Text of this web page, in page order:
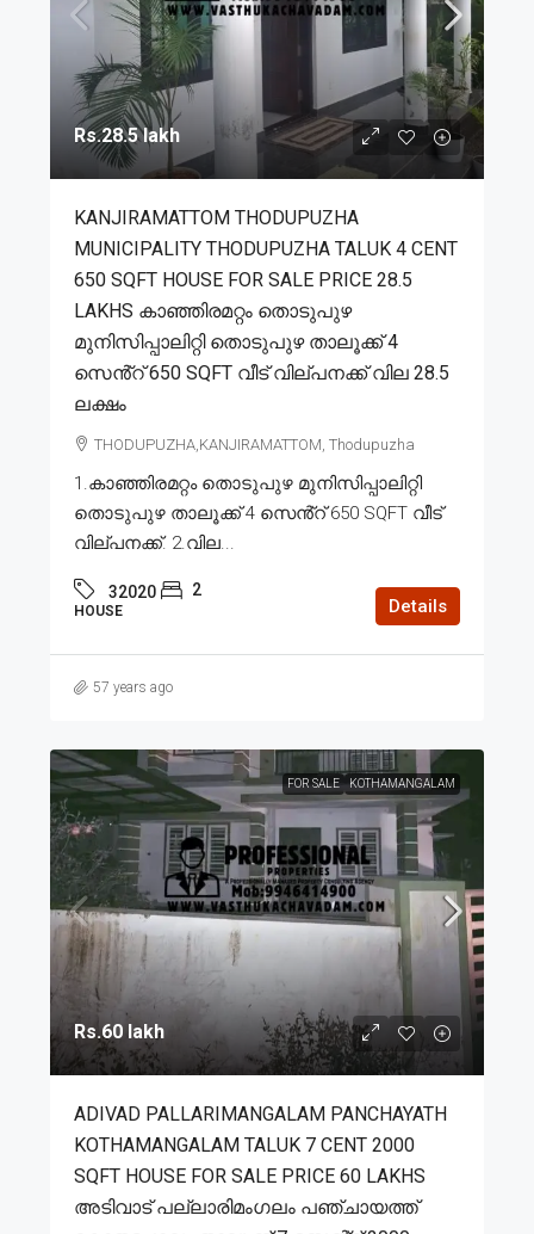
Rs.28.5 lakh
KANJIRAMATTOM THODUPUZHA
MUNICIPALITY THODUPUZHA TALUK 4 CENT
650 SQFT HOUSE FOR SALE PRICE 28.5
LAKHS കാഞ്ഞിരമറ്റം തൊടുപുഴ
മുനിസിപ്പാലിറ്റി തൊടുപുഴ താലൂക്ക് 4
സെൻ്റ് 650 SQFT വീട് വില്പനക്ക് വില 28.5
ലക്ഷം
THODUPUZHA,KANJIRAMATTOM, Thodupuzha
1.കാഞ്ഞിരമറ്റം തൊടുപുഴ മുനിസിപ്പാലിറ്റി
തൊടുപുഴ താലൂക്ക് 4 സെൻ്റ് 650 SQFT വീട്
വില്പനക്ക്. 2.വില...
32020 2
HOUSE Details
57 years ago
FOR SALE KOTHAMANGALAM
Rs.60 lakh
ADIVAD PALLARIMANGALAM PANCHAYATH
KOTHAMANGALAM TALUK 7 CENT 2000
SQFT HOUSE FOR SALE PRICE 60 LAKHS
അടിവാട് പല്ലാരിമംഗലം പഞ്ചായത്ത്